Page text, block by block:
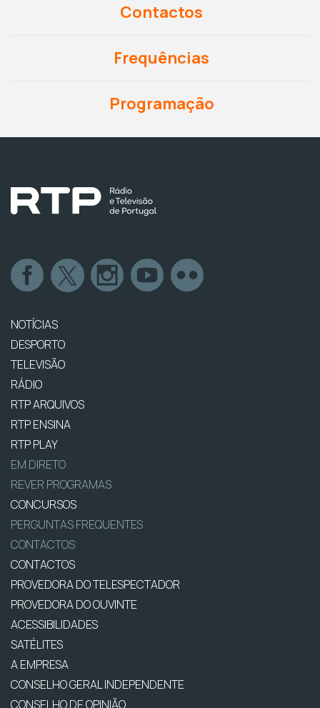
Contactos
Frequências
Programação
NOTÍCIAS
DESPORTO
TELEVISÃO
RÁDIO
RTP ARQUIVOS
RTP ENSINA
RTP PLAY
EM DIRETO
REVER PROGRAMAS
CONCURSOS
PERGUNTAS FREQUENTES
CONTACTOS
CONTACTOS
PROVEDORA DO TELESPECTADOR
PROVEDORA DO OUVINTE
ACESSIBILIDADES
SATÉLITES
A EMPRESA
CONSELHO GERAL INDEPENDENTE
CONSELHO DE OPINIÃO